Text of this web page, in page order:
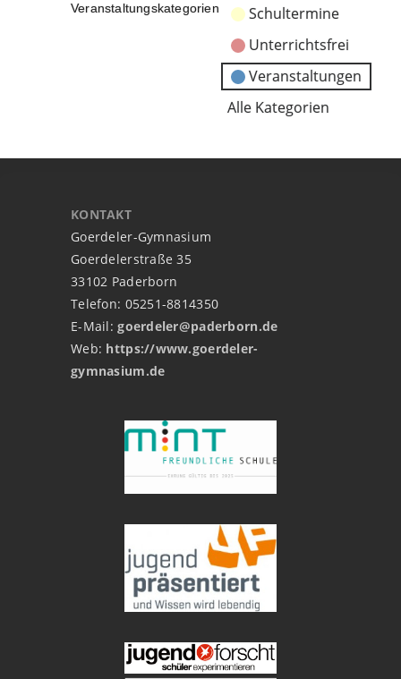
Veranstaltungskategorien
Schultermine
Unterrichtsfrei
Veranstaltungen
Alle Kategorien
KONTAKT
Goerdeler-Gymnasium
Goerdelerstraße 35
33102 Paderborn
Telefon: 05251-8814350
E-Mail:goerdeler@paderborn.de
Web: https://www.goerdeler-
gymnasium.de